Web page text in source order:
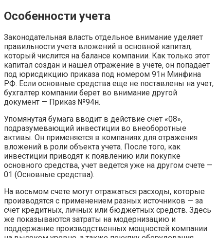
Особенности учета
Законодательная власть отдельное внимание уделяет
правильности учета вложений в основной капитал,
который числится на балансе компании. Как только этот
капитал создан и нашел отражение в учете, он попадает
под юрисдикцию приказа под номером 91н Минфина
РФ. Если основные средства еще не поставлены на учет,
бухгалтер компании берет во внимание другой
документ — Приказ №94н.
Упомянутая бумага вводит в действие счет «08»,
подразумевающий инвестиции во внеоборотные
активы. Он применяется в компаниях для отражения
вложений в роли объекта учета. После того, как
инвестиции приводят к появлению или покупке
основного средства, учет ведется уже на другом счете —
01 (Основные средства).
На восьмом счете могут отражаться расходы, которые
производятся с применением разных источников — за
счет кредитных, личных или бюджетных средств. Здесь
же показываются затраты на модернизацию и
поддержание производственных мощностей компании